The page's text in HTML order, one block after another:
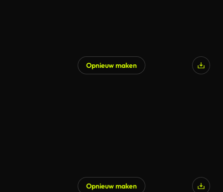
Opnieuw maken
Opnieuw maken